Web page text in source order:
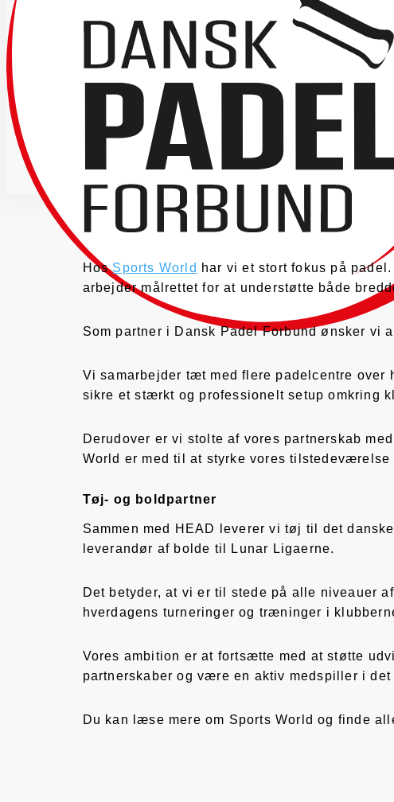
HosSports World har vi et stort fokus på
arbejder målrettet for at understøtte både
Som partner i Dansk Padel Forbund ønsker vi
Vi samarbejder tæt med flere padelcentre
sikre et stærkt og professionelt setup omkring
Derudover er vi stolte af vores partnerskab
World er med til at styrke vores
Tøj- og boldpartner
Sammen med HEAD leverer vi tøj til det
leverandør af bolde til Lunar Ligaerne.
Det betyder, at vi er til stede på alle niveauer
hverdagens turneringer og træninger i
Vores ambition er at fortsætte med at støtte
partnerskaber og være en aktiv medspiller i
Du kan læse mere om Sports World og finde